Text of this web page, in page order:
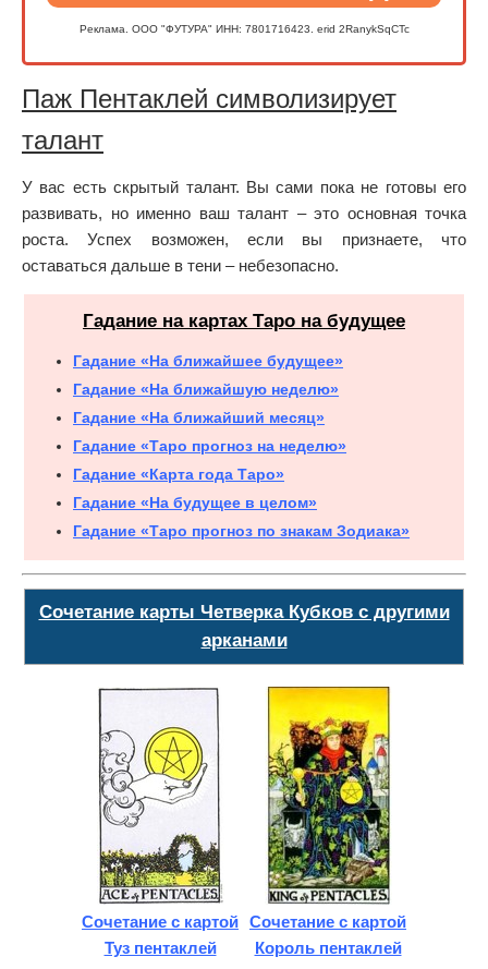
Реклама. ООО "ФУТУРА" ИНН: 7801716423. erid 2RanykSqCTc
Паж Пентаклей символизирует
талант
У вас есть скрытый талант. Вы сами пока не готовы его
развивать, но именно ваш талант – это основная точка
роста. Успех возможен, если вы признаете, что
оставаться дальше в тени – небезопасно.
Гадание на картах Таро на будущее
Гадание «На ближайшее будущее»
Гадание «На ближайшую неделю»
Гадание «На ближайший месяц»
Гадание «Таро прогноз на неделю»
Гадание «Карта года Таро»
Гадание «На будущее в целом»
Гадание «Таро прогноз по знакам Зодиака»
Сочетание карты Четверка Кубков с другими
арканами
Сочетание с картой
Туз пентаклей
Сочетание с картой
Король пентаклей